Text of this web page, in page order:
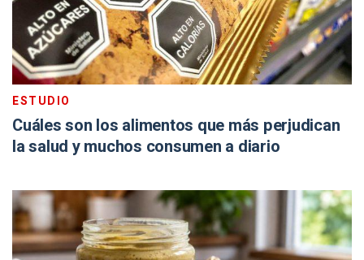
ESTUDIO
Cuáles son los alimentos que más perjudican
la salud y muchos consumen a diario